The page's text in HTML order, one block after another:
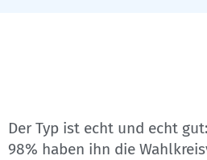
Der Typ ist echt und echt
98% haben ihn die